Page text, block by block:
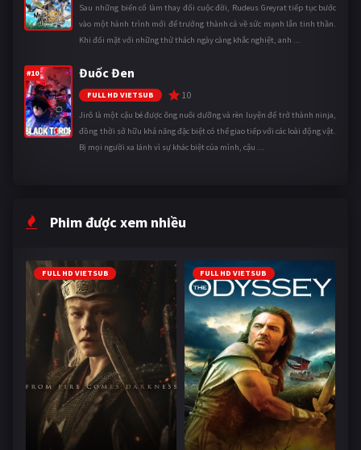
Sau những biến cố làm thay đổi cuộc đời, Rudeus Greyrat tiếp tục bước
vào một hành trình mới để trưởng thành cả về sức mạnh lẫn tinh thần.
Khi đối mặt với những thử thách ngày càng khắc nghiệt, anh ...
#10 Đuốc Đen
FULL HD VIETSUB 10
Jirô là một cậu bé được ông nuôi dưỡng và rèn luyện để trở thành ninja,
đồng thời sở hữu khả năng đặc biệt có thể giao tiếp với các loài động vật.
Bị mọi người xa lánh vì sự khác biệt của mình, cậu ...
Phim được xem nhiều
FULL HD VIETSUB FULL HD VIETSUB